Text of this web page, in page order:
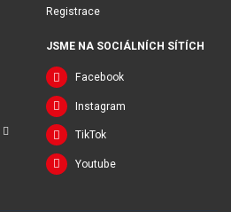
Registrace
JSME NA SOCIÁLNÍCH SÍTÍCH
Facebook
Instagram
TikTok
Youtube